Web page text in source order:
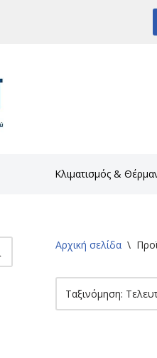
Κλιματισμός &
Αρχική σελίδα \